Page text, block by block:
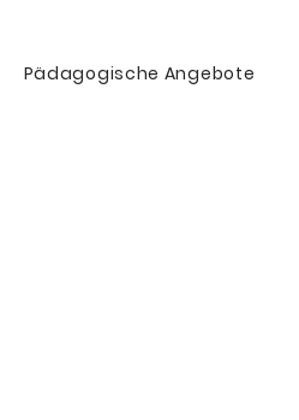
Pädagogische Angebote